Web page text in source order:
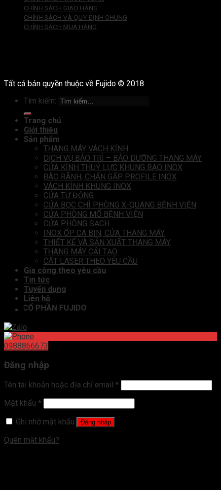
CHÍNH SÁCH GIAO HÀNG
CHÍNH SÁCH VÀ QUY ĐỊNH CHUNG
CHÍNH SÁCH MUA HÀNG
Tất cả bản quyền thuộc về Fujido © 2018
Tìm kiếm:
Trang chủ
Giới thiệu
Sản phẩm
THANG MÁY VÁCH KÍNH
DỊCH VỤ BẢO TRÌ – BẢO DƯỠNG THANG MÁY
CỬA KÍNH THUỶ LỰC KHUNG BAO INOX
BÀO RÃNH, CHẤN GẤP PROFILE INOX
VÁCH KÍNH KHUNG INOX
CỬA TỰ ĐỘNG
CỬA BỌC CHÌ PHÒNG X-QUANG BỆNH VIỆN
CỬA PHÒNG MỔ BỆNH VIỆN
CỬA PHÒNG SẠCH
INOX ỐP CA BIN, CỬA THANG MÁY
THIẾT KẾ VÀ SẢN XUẤT THANG MÁY
THANG MÁY CẢI TẠO
CẮT LASER THEO YÊU CẦU
Gia công theo yêu cầu
Tin tức
Tuyển dụng
Liên hệ
CỔ PHẦN FUJIDO
0988866673
Đăng nhập
Tên tài khoản hoặc địa chỉ email *
Mật khẩu *
Ghi nhớ mật khẩu
Đăng nhập
Quên mật khẩu?